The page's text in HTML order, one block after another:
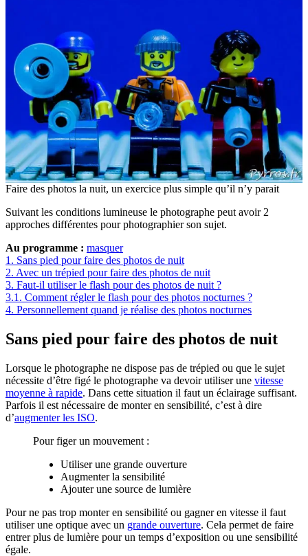
Faire des photos la nuit, un exercice plus simple qu’il n’y parait
Suivant les conditions lumineuse le photographe peut avoir 2
approches différentes pour photographier son sujet.
Au programme : masquer
1. Sans pied pour faire des photos de nuit
2. Avec un trépied pour faire des photos de nuit
3. Faut-il utiliser le flash pour des photos de nuit ?
3.1. Comment régler le flash pour des photos nocturnes ?
4. Personnellement quand je réalise des photos nocturnes
Sans pied pour faire des photos de nuit
Lorsque le photographe ne dispose pas de trépied ou que le sujet
nécessite d’être figé le photographe va devoir utiliser une vitesse
moyenne à rapide. Dans cette situation il faut un éclairage suffisant.
Parfois il est nécessaire de monter en sensibilité, c’est à dire
d’augmenter les ISO.
Pour figer un mouvement :
Utiliser une grande ouverture
Augmenter la sensibilité
Ajouter une source de lumière
Pour ne pas trop monter en sensibilité ou gagner en vitesse il faut
utiliser une optique avec un grande ouverture. Cela permet de faire
entrer plus de lumière pour un temps d’exposition ou une sensibilité
égale.